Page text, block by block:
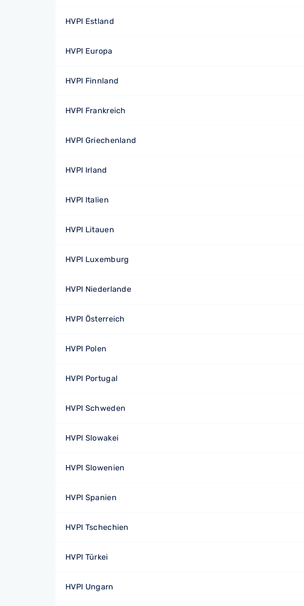
HVPI Estland
HVPI Europa
HVPI Finnland
HVPI Frankreich
HVPI Griechenland
HVPI Irland
HVPI Italien
HVPI Litauen
HVPI Luxemburg
HVPI Niederlande
HVPI Österreich
HVPI Polen
HVPI Portugal
HVPI Schweden
HVPI Slowakei
HVPI Slowenien
HVPI Spanien
HVPI Tschechien
HVPI Türkei
HVPI Ungarn